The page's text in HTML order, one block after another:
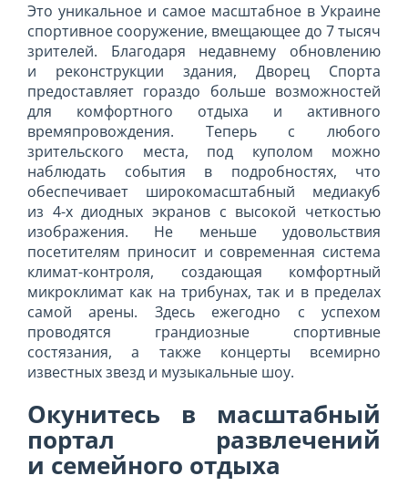
Это уникальное и самое масштабное в Украине
спортивное сооружение, вмещающее до 7 тысяч
зрителей. Благодаря недавнему обновлению
и реконструкции здания, Дворец Спорта
предоставляет гораздо больше возможностей
для комфортного отдыха и активного
времяпровождения. Теперь с любого
зрительского места, под куполом можно
наблюдать события в подробностях, что
обеспечивает широкомасштабный медиакуб
из 4-х диодных экранов с высокой четкостью
изображения. Не меньше удовольствия
посетителям приносит и современная система
климат-контроля, создающая комфортный
микроклимат как на трибунах, так и в пределах
самой арены. Здесь ежегодно с успехом
проводятся грандиозные спортивные
состязания, а также концерты всемирно
известных звезд и музыкальные шоу.
Окунитесь в масштабный
портал развлечений
и семейного отдыха